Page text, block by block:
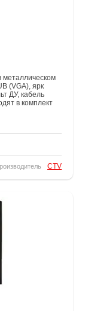
металлическом
(VGA), ярк
ДУ, кабель
в комплект
CTV